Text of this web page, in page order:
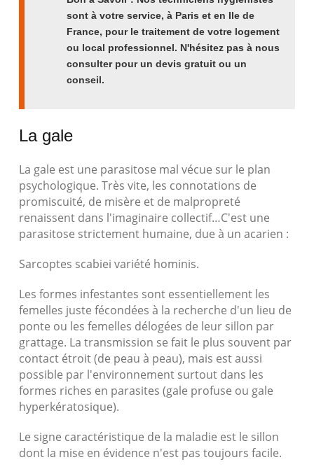
sont à votre service, à Paris et en Ile de
France, pour le traitement de votre logement
ou local professionnel. N'hésitez pas à nous
consulter pour un devis gratuit ou un
conseil.
La gale
La gale est une parasitose mal vécue sur le plan
psychologique. Très vite, les connotations de
promiscuité, de misère et de malpropreté
renaissent dans l'imaginaire collectif…C'est une
parasitose strictement humaine, due à un acarien :
Sarcoptes scabiei variété hominis.
Les formes infestantes sont essentiellement les
femelles juste fécondées à la recherche d'un lieu de
ponte ou les femelles délogées de leur sillon par
grattage. La transmission se fait le plus souvent par
contact étroit (de peau à peau), mais est aussi
possible par l'environnement surtout dans les
formes riches en parasites (gale profuse ou gale
hyperkératosique).
Le signe caractéristique de la maladie est le sillon
dont la mise en évidence n'est pas toujours facile.